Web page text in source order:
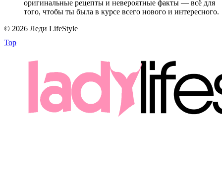
оригинальные рецепты и невероятные факты — всё для
того, чтобы ты была в курсе всего нового и интересного.
© 2026 Леди LifeStyle
Top